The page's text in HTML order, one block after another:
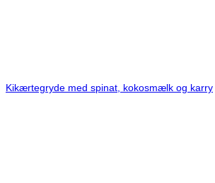
Kikærtegryde med spinat, kokosmælk og karry